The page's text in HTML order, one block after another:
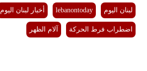
لبنان اليوم lebanontoday أخبار لبنان اليوم
اضطراب فرط الحركة آلام الظهر